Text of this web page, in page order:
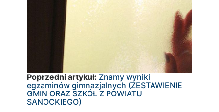
Poprzedni artykuł: Znamy wyniki
egzaminów gimnazjalnych (ZESTAWIENIE
GMIN ORAZ SZKÓŁ Z POWIATU
SANOCKIEGO)